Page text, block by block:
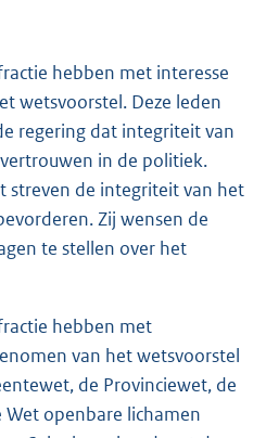
hebben met interesse
wetsvoorstel. Deze leden
regering dat integriteit van
in de politiek.
streven de integriteit van het
Zij wensen de
te stellen over het
hebben met
van het wetsvoorstel
de Provinciewet, de
openbare lichamen